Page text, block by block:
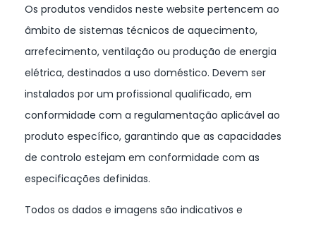
Os produtos vendidos neste website pertencem ao
âmbito de sistemas técnicos de aquecimento,
arrefecimento, ventilação ou produção de energia
elétrica, destinados a uso doméstico. Devem ser
instalados por um profissional qualificado, em
conformidade com a regulamentação aplicável ao
produto específico, garantindo que as capacidades
de controlo estejam em conformidade com as
especificações definidas.
Todos os dados e imagens são indicativos e